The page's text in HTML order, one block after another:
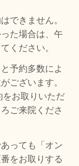
できません。
た場合は、午
ください。
予約多数によ
ございます。
をお取りいただ
ご来院くださ
っても「オン
をお取りする